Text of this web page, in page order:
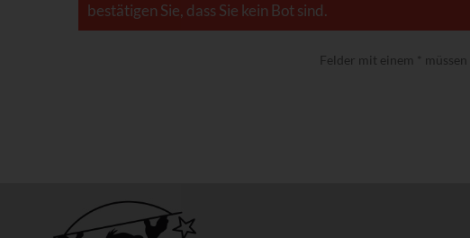
bestätigen Sie, dass Sie kein Bot sind.
Felder mit einem